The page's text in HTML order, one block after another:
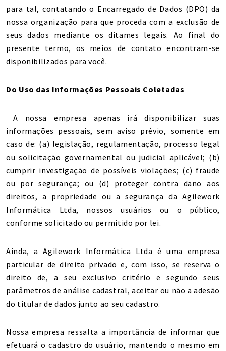
para tal, contatando o Encarregado de Dados (DPO) da
nossa organização para que proceda com a exclusão de
seus dados mediante os ditames legais. Ao final do
presente termo, os meios de contato encontram-se
disponibilizados para você.
Do Uso das Informações Pessoais Coletadas
A nossa empresa apenas irá disponibilizar suas
informações pessoais, sem aviso prévio, somente em
caso de: (a) legislação, regulamentação, processo legal
ou solicitação governamental ou judicial aplicável; (b)
cumprir investigação de possíveis violações; (c) fraude
ou por segurança; ou (d) proteger contra dano aos
direitos, a propriedade ou a segurança da Agilework
Informática Ltda, nossos usuários ou o público,
conforme solicitado ou permitido por lei.
Ainda, a Agilework Informática Ltda é uma empresa
particular de direito privado e, com isso, se reserva o
direito de, a seu exclusivo critério e segundo seus
parâmetros de análise cadastral, aceitar ou não a adesão
do titular de dados junto ao seu cadastro.
Nossa empresa ressalta a importância de informar que
efetuará o cadastro do usuário, mantendo o mesmo em